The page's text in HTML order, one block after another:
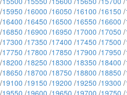
/15950 /16000 /16050 /16100 /16150 /
/16400 /16450 /16500 /16550 /16600 /
/16850 /16900 /16950 /17000 /17050 /
/17300 /17350 /17400 /17450 /17500 /
/17750 /17800 /17850 /17900 /17950 /
/18200 /18250 /18300 /18350 /18400 /
/18650 /18700 /18750 /18800 /18850 /
/19100 /19150 /19200 /19250 /19300 /
/19550 /19600 /19650 /19700 /19750 /